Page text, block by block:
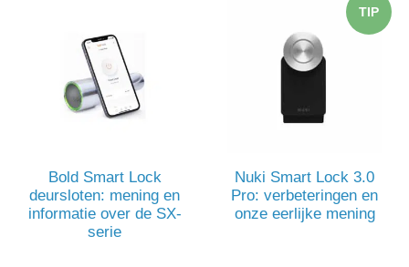
Bold Smart Lock
deursloten: mening en
informatie over de SX-
serie
TIP
Nuki Smart Lock 3.0
Pro: verbeteringen en
onze eerlijke mening